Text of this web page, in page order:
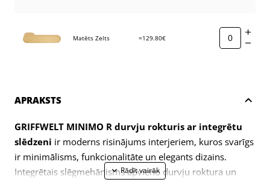
Matēts Zelts =129.80€
APRAKSTS
GRIFFWELT MINIMO R durvju rokturis ar integrētu
slēdzeni ir moderns risinājums interjeriem, kuros svarīgs
ir minimālisms, funkcionalitāte un elegants dizains.
Integrētais slēgmehānisms apvieno durvju roktura un